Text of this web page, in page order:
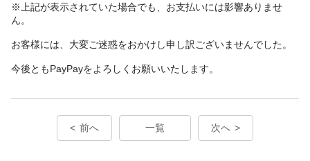
※上記が表示されていた場合でも、お支払いには影響ありませ
ん。
お客様には、大変ご迷惑をおかけし申し訳ございませんでした。
今後ともPayPayをよろしくお願いいたします。
前へ 一覧 次へ